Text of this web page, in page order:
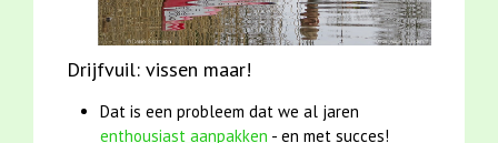
Drijfvuil: vissen maar!
Dat is een probleem dat we al jaren
enthousiast aanpakken - en met succes!